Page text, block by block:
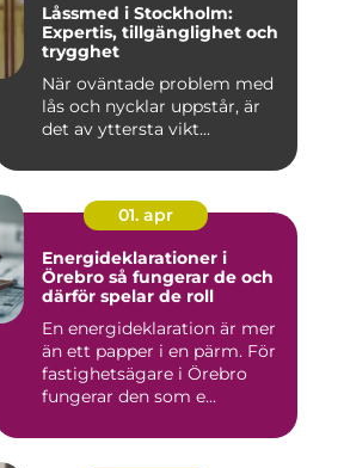
Låssmed i Stockholm:
Expertis, tillgänglighet och
trygghet
När oväntade problem med
lås och nycklar uppstår, är
det av yttersta vikt...
01. apr
Energideklarationer i
Örebro så fungerar de och
därför spelar de roll
En energideklaration är mer
än ett papper i en pärm. För
fastighetsägare i Örebro
fungerar den som e...